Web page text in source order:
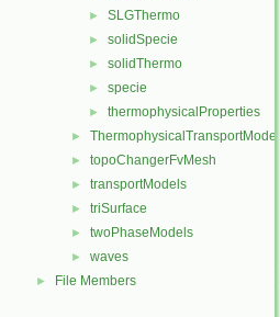
► SLGThermo
► solidSpecie
► solidThermo
► specie
► thermophysicalProperties
► ThermophysicalTransportModels
► topoChangerFvMesh
► transportModels
► triSurface
► twoPhaseModels
► waves
► File Members